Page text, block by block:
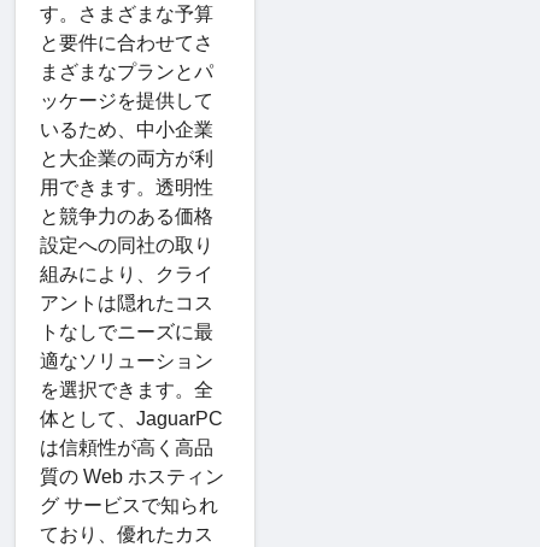
す。さまざまな予算
と要件に合わせてさ
まざまなプランとパ
ッケージを提供して
いるため、中小企業
と大企業の両方が利
用できます。透明性
と競争力のある価格
設定への同社の取り
組みにより、クライ
アントは隠れたコス
トなしでニーズに最
適なソリューション
を選択できます。全
体として、JaguarPC
は信頼性が高く高品
質の Web ホスティン
グ サービスで知られ
ており、優れたカス